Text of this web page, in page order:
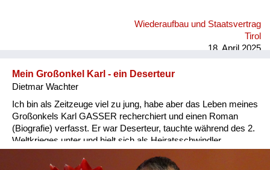
Mutter konnte vorne einsteigen und ich bin hinten bei dem
anderen Herren gesessen. Zu dieser Zeit damals konnte ich
Wiederaufbau und Staatsvertrag
Tirol
18. April 2025
Mein Großonkel Karl - ein Deserteur
Dietmar Wachter
Ich bin als Zeitzeuge viel zu jung, habe aber das Leben meines
Großonkels Karl GASSER recherchiert und einen Roman
(Biografie) verfasst. Er war Deserteur, tauchte während des 2.
Weltkrieges unter und hielt sich als Heiratsschwindler,
und Nazis gleichfalls. Nach dem Krieg tauchte er unter.